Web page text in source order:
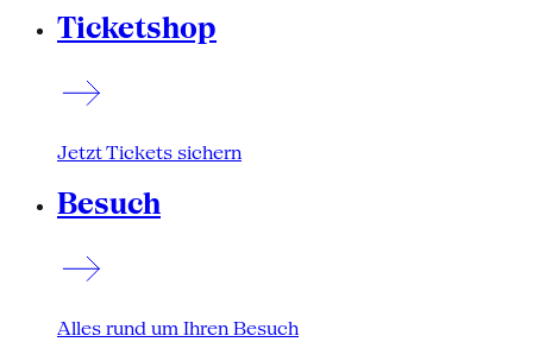
Ticketshop
Jetzt Tickets sichern
Besuch
Alles rund um Ihren Besuch